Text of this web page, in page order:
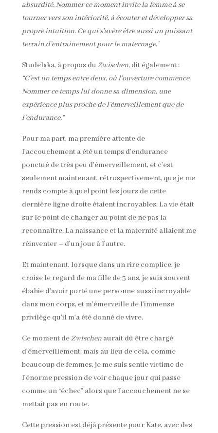
absurdité. Nommer ce moment invite la femme à se
tourner vers son intériorité, à écouter et développer sa
propre intuition. Ce qui s’avère être aussi un puissant
terrain d’entrainement pour le maternage.’
Studelska, à propos du Zwischen, dit également :
“C’est un temps entre deux, où l’ouverture commence.
Nommer ce temps lui donne sa dimension, une
expérience plus proche de l’émerveillement que de
l’endurance.”
Pour ma part, ma première attente de
l’accouchement a été un temps d’endurance
ponctué de très peu d’émerveillement, et c’est
seulement maintenant, rétrospectivement, que je me
rends compte à quel point les jours de cette
dernière ligne droite étaient incroyables. La vie était
sur le point de changer au point de ne pas la
reconnaître. La naissance et la maternité allaient me
réinventer – d’un jour à l’autre.
Et maintenant, lorsque dans un rire complice, je
croise le regard de ma fille de 5 ans, je suis souvent
ébahie d’avoir porté une personne aussi incroyable
dans mon corps, et m’émerveille de l’immense
privilège qu’il m’a été donné de vivre.
Ce moment deZwischenaurait dû être chargé
d’émerveillement, mais au lieu de cela, comme
beaucoup de femmes, je me suis sentie victime de
l’énorme pression de voir chaque jour qui passe
comme un “échec” alors que l’accouchement ne se
mettait pas en route.
Cette pression est déjà présente pour Kate, avec des